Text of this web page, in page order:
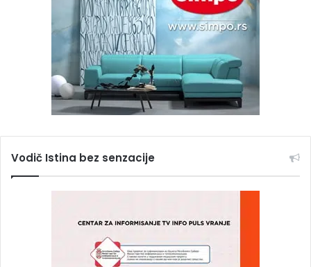
Vodič Istina bez senzacije